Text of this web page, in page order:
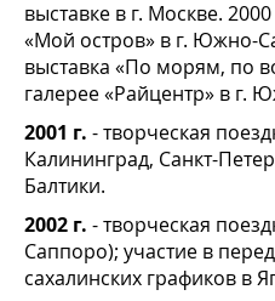
выставке в г. Москве.
«Мой остров» в г. Южно-
выставка «По морям, по
галерее «Райцентр» в г.
2001 г. - творческая
Калининград, Санкт-
Балтики.
2002 г. - творческая
Саппоро); участие в
сахалинских графиков в